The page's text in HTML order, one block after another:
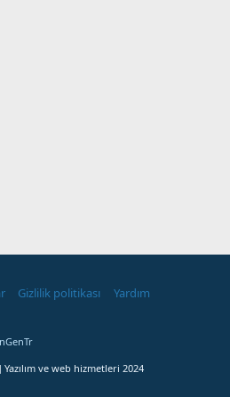
Gizlilik politikası
Yardım
ve web hizmetleri 2024